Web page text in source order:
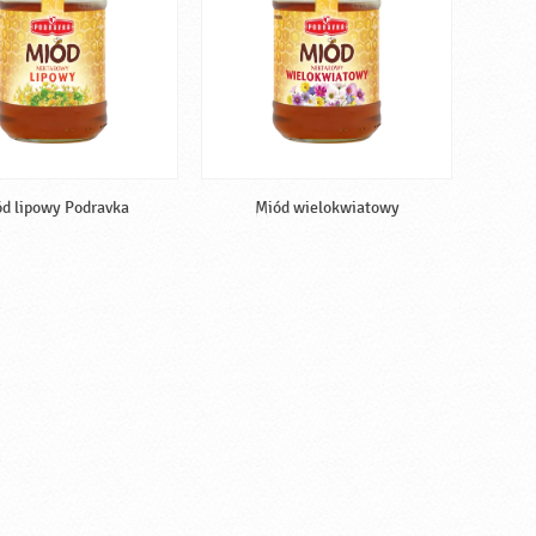
lipowy Podravka Miód wielokwiatowy